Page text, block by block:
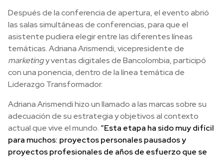
Después de la conferencia de apertura, el evento abrió
las salas simultáneas de conferencias, para que el
asistente pudiera elegir entre las diferentes líneas
temáticas. Adriana Arismendi, vicepresidente de
marketingy ventas digitales de Bancolombia, participó
con una ponencia, dentro de la línea temática de
Liderazgo Transformador.
Adriana Arismendi hizo un llamado a las marcas sobre su
adecuación de su estrategia y objetivos al contexto
actual que vive el mundo. “Esta etapa ha sido muy difícil
para muchos: proyectos personales pausados y
proyectos profesionales de años de esfuerzo que se